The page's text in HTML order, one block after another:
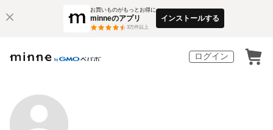
お買いものがもっとお得に
minneのアプリ
3万件以上
インストールする
ログイン